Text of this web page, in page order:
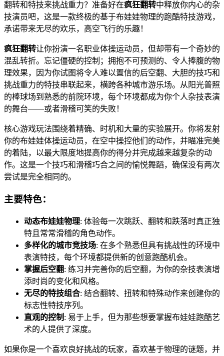
翻转和特技来挑战重力？准备好在疯狂翻转中释放你内心的杂
技演员吧，这是一款终极的基于布娃娃物理的跑酷特技游戏，
承诺带来无尽的欢乐，高空飞行的乐趣！
疯狂翻转让你扮演一名职业体操运动员，但却带有一个奇妙的
混乱转折。忘记僵硬的控制；拥抱不可预测的、令人捧腹的物
理效果，因为你试图将令人难以置信的后空翻、大胆的技巧和
挑战重力的特技串联起来，横跨各种城市游乐场。从阳光普照
的棒球场到熟悉的前院环境，每个环境都成为你个人杂技表演
的舞台——或者滑稽可笑的失败！
核心游戏玩法围绕着精确、时机和大量的实验展开。你将发射
你的布娃娃体操运动员，在空中操控他们的动作，并瞄准完美
的着陆，以最大限度地提高你的得分并完成越来越复杂的动
作。这是一个技巧和滑稽巧合之间的愉悦舞蹈，确保没有两次
尝试是完全相同的。
主要特色：
动态布娃娃物理: 体验每一次跳跃、翻转和跌落时真正独
特且常常滑稽的角色动作。
多样化的城市竞技场: 在多个熟悉但具有挑战性的环境中
表演特技，每个环境都提供新的创意跑酷机会。
掌握后空翻: 练习并完善你的后空翻，为你的杂技表演增
添时尚的变化和风格。
无尽的特技组合: 结合翻转、扭转和特殊动作来创建你的
标志性特技序列。
直观的控制 : 易于上手，但为那些想要掌握布娃娃跑酷艺
术的人提供了深度。
如果你是一个喜欢良好挑战的玩家，喜欢基于物理的谜题，并